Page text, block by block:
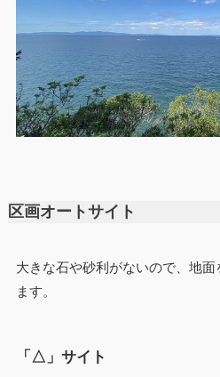
区画オートサイト
大きな石や砂利がないので、地
ます。
「△」サイト